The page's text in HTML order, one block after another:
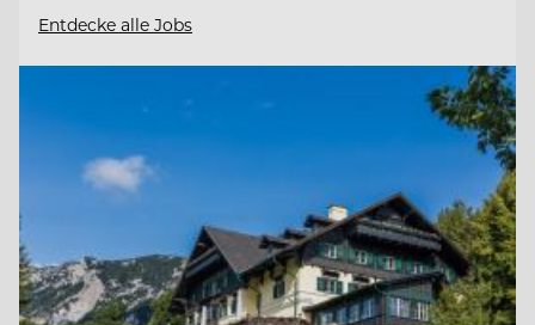
Entdecke alle Jobs